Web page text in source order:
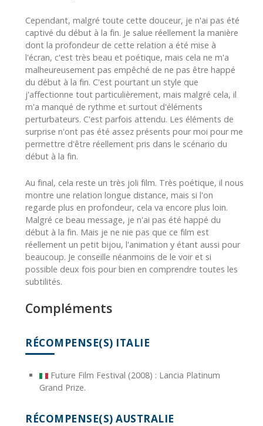
Cependant, malgré toute cette douceur, je n'ai pas été
captivé du début à la fin. Je salue réellement la manière
dont la profondeur de cette relation a été mise à
l'écran, c'est très beau et poétique, mais cela ne m'a
malheureusement pas empêché de ne pas être happé
du début à la fin. C'est pourtant un style que
j'affectionne tout particulièrement, mais malgré cela, il
m'a manqué de rythme et surtout d'éléments
perturbateurs. C'est parfois attendu. Les éléments de
surprise n'ont pas été assez présents pour moi pour me
permettre d'être réellement pris dans le scénario du
début à la fin.
Au final, cela reste un très joli film. Très poétique, il nous
montre une relation longue distance, mais si l'on
regarde plus en profondeur, cela va encore plus loin.
Malgré ce beau message, je n'ai pas été happé du
début à la fin. Mais je ne nie pas que ce film est
réellement un petit bijou, l'animation y étant aussi pour
beaucoup. Je conseille néanmoins de le voir et si
possible deux fois pour bien en comprendre toutes les
subtilités.
Compléments
RÉCOMPENSE(S) ITALIE
Future Film Festival (2008) : Lancia Platinum
Grand Prize.
RÉCOMPENSE(S) AUSTRALIE